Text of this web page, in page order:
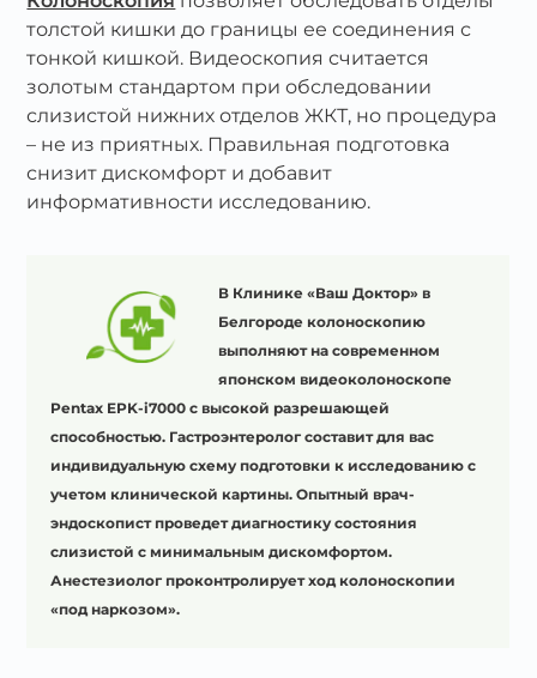
толстой кишки до границы ее соединения с
тонкой кишкой. Видеоскопия считается
золотым стандартом при обследовании
слизистой нижних отделов ЖКТ, но процедура
– не из приятных. Правильная подготовка
снизит дискомфорт и добавит
информативности исследованию.
В Клинике «Ваш Доктор» в
Белгороде колоноскопию
выполняют на современном
японском видеоколоноскопе
Pentax EPK-i7000 с высокой разрешающей
способностью. Гастроэнтеролог составит для вас
индивидуальную схему подготовки к исследованию с
учетом клинической картины. Опытный врач-
эндоскопист проведет диагностику состояния
слизистой с минимальным дискомфортом.
Анестезиолог проконтролирует ход колоноскопии
«под наркозом».